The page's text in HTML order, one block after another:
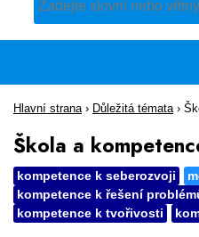
Pro vyhledávání obsahu
Hlavní strana › Důležitá témata ›
Škola a
kompetence k seberozvoji
kompetence k řešení
kompetence k tvořivosti